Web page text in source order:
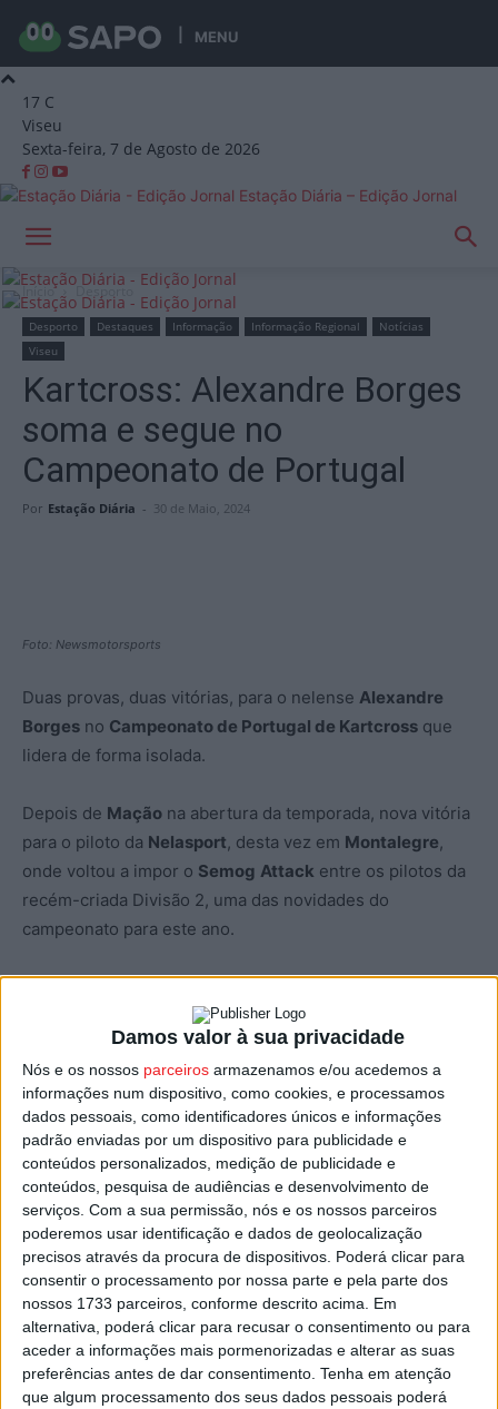
Damos valor à sua privacidade
Nós e os nossos parceiros armazenamos e/ou acedemos a
informações num dispositivo, como cookies, e processamos
dados pessoais, como identificadores únicos e informações
padrão enviadas por um dispositivo para publicidade e
conteúdos personalizados, medição de publicidade e
conteúdos, pesquisa de audiências e desenvolvimento de
serviços. Com a sua permissão, nós e os nossos parceiros
poderemos usar identificação e dados de geolocalização
precisos através da procura de dispositivos. Poderá clicar para
consentir o processamento por nossa parte e pela parte dos
nossos 1733 parceiros, conforme descrito acima. Em
alternativa, poderá clicar para recusar o consentimento ou para
aceder a informações mais pormenorizadas e alterar as suas
preferências antes de dar consentimento. Tenha em atenção
que algum processamento dos seus dados pessoais poderá
MENU
17 C
Viseu
Sexta-feira, 7 de Agosto de 2026
Estação Diária – Edição Jornal
Início Desporto
Desporto Destaques Informação Informação Regional
Notícias
Viseu
Kartcross: Alexandre Borges
soma e segue no
Campeonato de Portugal
Por Estação Diária - 30 de Maio, 2024
Foto: Newsmotorsports
Duas provas, duas vitórias, para o nelense Alexandre
Borges no Campeonato de Portugal de Kartcross que
lidera de forma isolada.
Depois de Mação na abertura da temporada, nova vitória
para o piloto da Nelasport, desta vez em Montalegre,
onde voltou a impor o Semog Attack entre os pilotos da
recém-criada Divisão 2, uma das novidades do
campeonato para este ano.
cronometrados, venceu a primeira manga de qualificação,
foi quatro classificado na segunda, e sexto na terceira
manga, um conjunto de resultados que lhe valeram se o
terceiro na primeira linha da grelha de partida para a
corrida final, onde se impôs a toda a concorrência
terminando com uma vantagem de mais de segundo e
meio sobre Pedro Marques, com Ricardo Henriques a
fechar o pódio.
O Campeonato de Portugal de Kartcross segue agora
para a pista do Alto do Rosário, em Sever do Vouga, com
prova marcada para o fim de semana de 15 e 16 de junho.
Esta e outras notícias para ouvir na Estação Diária – 96.8